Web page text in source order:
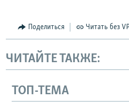
Поделиться Читать без
ЧИТАЙТЕ ТАКЖЕ:
ТОП-ТЕМА